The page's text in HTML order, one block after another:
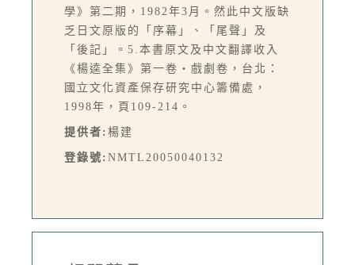
學》第二期，1982年3月。然此中文版缺
乏日文原版的「序幕」、「尾聲」及
「後記」。5.本書原文及中文翻譯收入
《楊逵全集》第一卷‧戲劇卷，台北：
國立文化資產保存研究中心籌備處，
1998年，頁109-214。
提供者: 楊建
登錄號: NMTL20050040132